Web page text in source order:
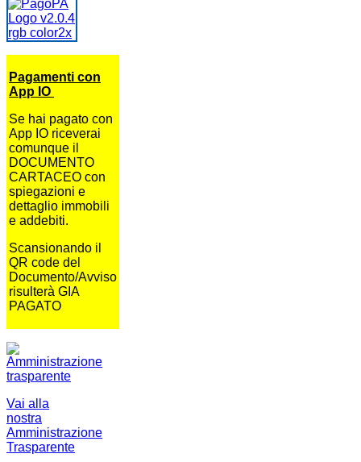
Pagamenti con
App IO
Se hai pagato con
App IO riceverai
comunque il
DOCUMENTO
CARTACEO con
spiegazioni e
dettaglio immobili
e addebiti.
Scansionando il
QR code del
Documento/Avviso
risulterà GIA
PAGATO
Vai alla
nostra
Amministrazione
Trasparente